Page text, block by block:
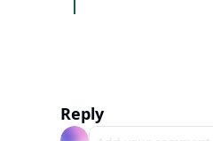
Reply